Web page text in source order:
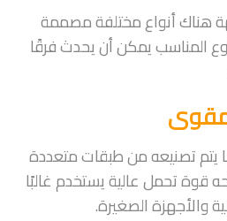
هناك أنواع مختلفة مصممة
المناسب يمكن أن يحدث فرقًا
يتم تصنيعه من طبقات متعددة
قوة تحمل عالية يستخدم غالبًا
والأجهزة الصغيرة.